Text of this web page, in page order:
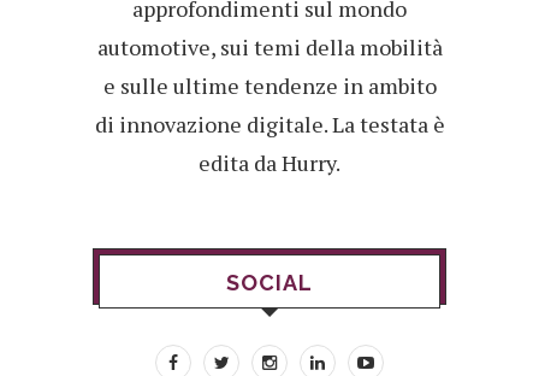
approfondimenti sul mondo
automotive, sui temi della mobilità
e sulle ultime tendenze in ambito
di innovazione digitale. La testata è
edita da Hurry.
SOCIAL